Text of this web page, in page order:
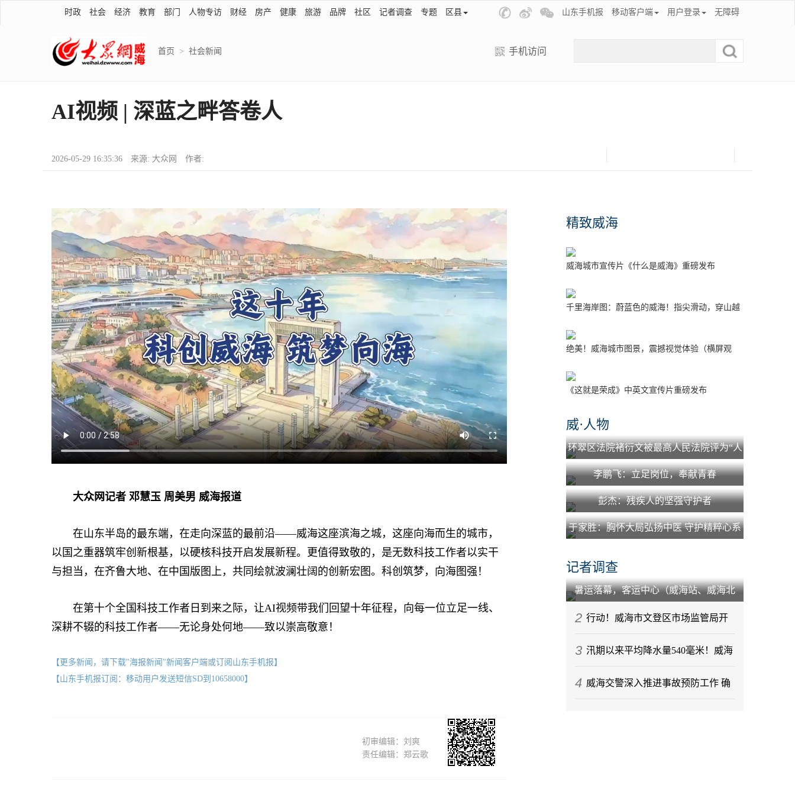
时政 社会 经济 教育 部门 人物专访 财经 房产 健康 旅游 品牌 社区 记者调查 专题 区县 山东手机报 移动客户端 用户登录 无障碍
首页 > 社会新闻 手机访问
AI视频 | 深蓝之畔答卷人
2026-05-29 16:35:36 来源: 大众网 作者:
大众网记者 邓慧玉 周美男 威海报道
在山东半岛的最东端，在走向深蓝的最前沿——威海这座滨海之城，这座向海而生的城市，
以国之重器筑牢创新根基，以硬核科技开启发展新程。更值得致敬的，是无数科技工作者以实干
与担当，在齐鲁大地、在中国版图上，共同绘就波澜壮阔的创新宏图。科创筑梦，向海图强！
在第十个全国科技工作者日到来之际，让AI视频带我们回望十年征程，向每一位立足一线、
深耕不辍的科技工作者——无论身处何地——致以崇高敬意！
【更多新闻，请下载"海报新闻"新闻客户端或订阅山东手机报】
【山东手机报订阅：移动用户发送短信SD到10658000】
初审编辑：刘爽
责任编辑：郑云歌
精致威海
威海城市宣传片《什么是威海》重磅发布
千里海岸图：蔚蓝色的威海！指尖滑动，穿山越
绝美！威海城市图景，震撼视觉体验（横屏观
《这就是荣成》中英文宣传片重磅发布
威·人物
环翠区法院褚衍文被最高人民法院评为“人
民法院少年法庭工作先进个人”
李鹏飞：立足岗位，奉献青春
彭杰：残疾人的坚强守护者
于家胜：胸怀大局弘扬中医 守护精粹心系
记者调查
暑运落幕，客运中心（威海站、威海北
站）到发旅客212.88万人次
2 行动！威海市文登区市场监管局开
展节前月饼专项监督检查
3 汛期以来平均降水量540毫米！威海
今年气候情况发布
4 威海交警深入推进事故预防工作 确